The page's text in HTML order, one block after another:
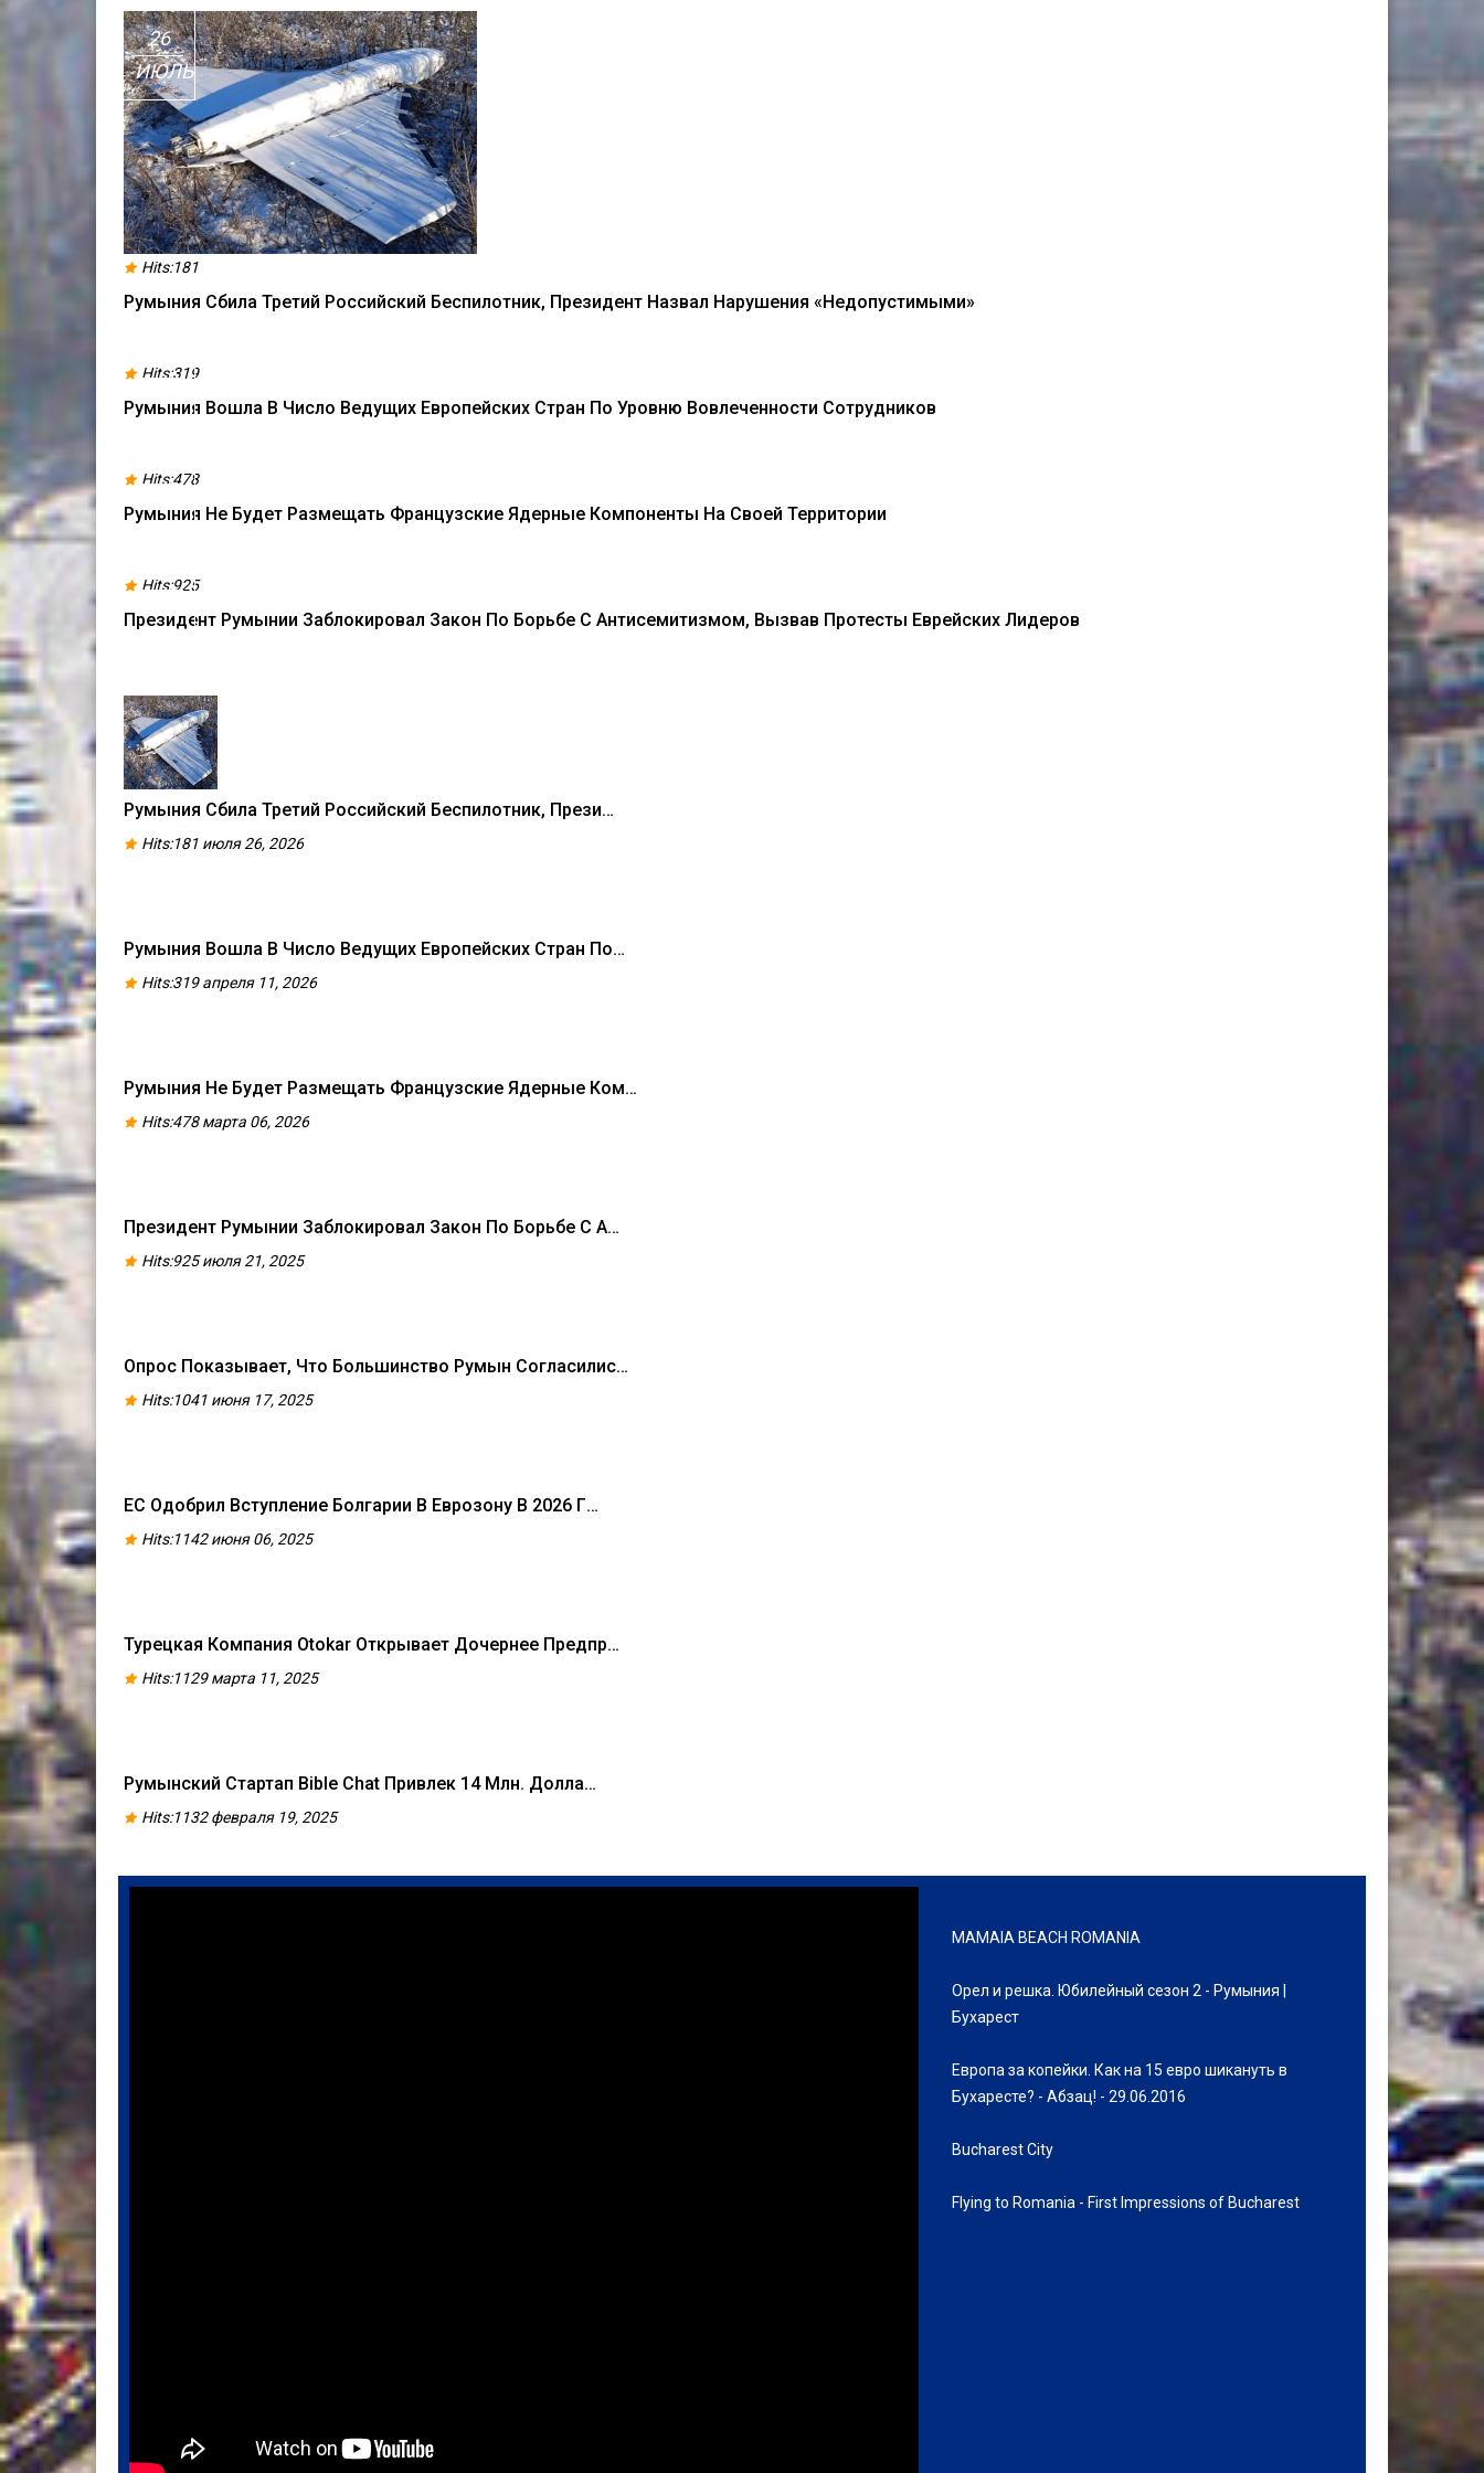
Hits:181
Румыния Сбила Третий Российский Беспилотник, Президент Назвал Нарушения «недопустимыми»
26
ИЮЛЬ
Hits:319
Румыния Вошла В Число Ведущих Европейских Стран По Уровню Вовлеченности Сотрудников
Hits:478
Румыния Не Будет Размещать Французские Ядерные Компоненты На Своей Территории
Hits:925
Президент Румынии Заблокировал Закон По Борьбе С Антисемитизмом, Вызвав Протесты Еврейских Лидеров
Румыния Сбила Третий Российский Беспилотник, Прези…
Hits:181 июля 26, 2026
Румыния Вошла В Число Ведущих Европейских Стран По…
Hits:319 апреля 11, 2026
Румыния Не Будет Размещать Французские Ядерные Ком…
Hits:478 марта 06, 2026
Президент Румынии Заблокировал Закон По Борьбе С А…
Hits:925 июля 21, 2025
Опрос Показывает, Что Большинство Румын Согласилис…
Hits:1041 июня 17, 2025
ЕС Одобрил Вступление Болгарии В Еврозону В 2026 Г…
Hits:1142 июня 06, 2025
Турецкая Компания Otokar Открывает Дочернее Предпр…
Hits:1129 марта 11, 2025
Румынский Стартап Bible Chat Привлек 14 Млн. Долла…
Hits:1132 февраля 19, 2025
MAMAIA BEACH ROMANIA
Орел и решка. Юбилейный сезон 2 - Румыния |
Бухарест
Европа за копейки. Как на 15 евро шикануть в
Бухаресте? - Абзац! - 29.06.2016
Bucharest City
Flying to Romania - First Impressions of Bucharest